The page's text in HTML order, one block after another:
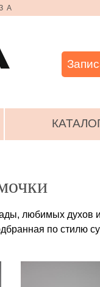
любимых духов
по стилю